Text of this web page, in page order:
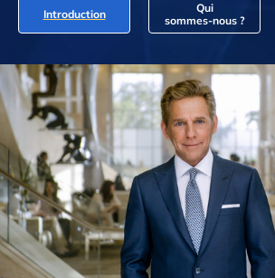
Introduction
Qui
sommes‑nous ?